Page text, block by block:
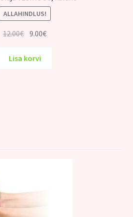
ALLAHINDLUS!
12.00€ Algne
oli:
9.00€Praegune
Lisa korvi